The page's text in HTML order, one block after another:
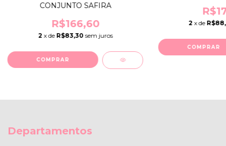
CONJUNTO SAFIRA
R$166,60
2 x de R$83,30 sem juros
COMPRAR
2 x de
COMPRAR
Departamentos